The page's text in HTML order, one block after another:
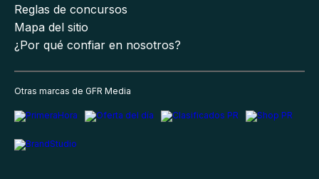
Reglas de concursos
Mapa del sitio
¿Por qué confiar en nosotros?
Otras marcas de GFR Media